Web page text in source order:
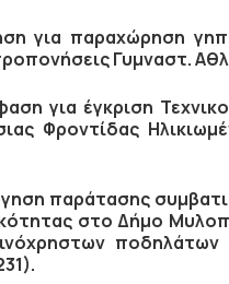
για παραχώρηση
Γυμναστ.
για έγκριση
Φροντίδας
παράτασης
στο Δήμο